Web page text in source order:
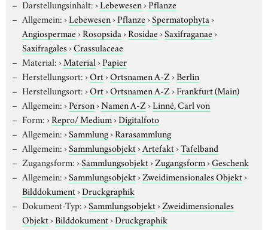
Darstellungsinhalt:›Lebewesen›Pflanze
Allgemein:›Lebewesen›Pflanze›Spermatophyta›
Angiospermae›Rosopsida›Rosidae›Saxifraganae›
Saxifragales›Crassulaceae
Material:›Material›Papier
Herstellungsort:›Ort›Ortsnamen A-Z›Berlin
Herstellungsort:›Ort›Ortsnamen A-Z›Frankfurt (Main)
Allgemein:›Person›Namen A-Z›Linné, Carl von
Form:›Repro/ Medium›Digitalfoto
Allgemein:›Sammlung›Rarasammlung
Allgemein:›Sammlungsobjekt›Artefakt›Tafelband
Zugangsform:›Sammlungsobjekt›Zugangsform›Geschenk
Allgemein:›Sammlungsobjekt›Zweidimensionales Objekt›
Bilddokument›Druckgraphik
Dokument-Typ:›Sammlungsobjekt›Zweidimensionales
Objekt›Bilddokument›Druckgraphik